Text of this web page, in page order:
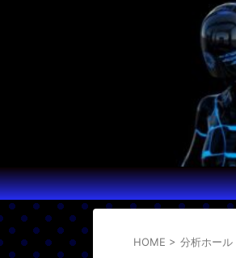
HOME > 分析ホール